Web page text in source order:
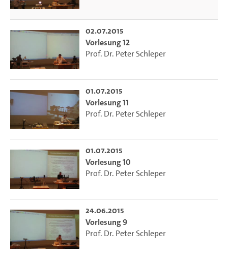
02.07.2015
Vorlesung 12
Prof. Dr. Peter Schleper
01.07.2015
Vorlesung 11
Prof. Dr. Peter Schleper
01.07.2015
Vorlesung 10
Prof. Dr. Peter Schleper
24.06.2015
Vorlesung 9
Prof. Dr. Peter Schleper